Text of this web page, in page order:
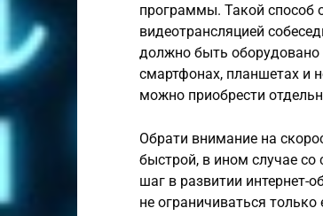
программы. Такой способ
видеотрансляцией
должно быть оборудовано
смартфонах, планшетах и
можно приобрести
Обрати внимание на
быстрой, в ином случае
шаг в развитии интернет-
не ограничиваться только